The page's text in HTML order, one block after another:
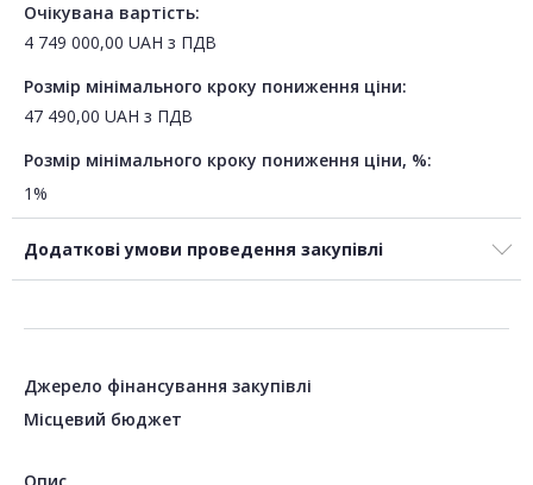
Очікувана вартість:
4 749 000,00 UAH з ПДВ
Розмір мінімального кроку пониження ціни:
47 490,00 UAH з ПДВ
Розмір мінімального кроку пониження ціни, %:
1%
Додаткові умови проведення закупівлі
Джерело фінансування закупівлі
Місцевий бюджет